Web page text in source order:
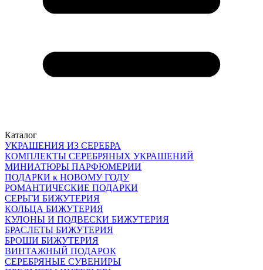
Каталог
УКРАШЕНИЯ ИЗ СЕРЕБРА
КОМПЛЕКТЫ СЕРЕБРЯНЫХ УКРАШЕНИЙ
МИНИАТЮРЫ ПАРФЮМЕРИИ
ПОДАРКИ к НОВОМУ ГОДУ
РОМАНТИЧЕСКИЕ ПОДАРКИ
СЕРЬГИ БИЖУТЕРИЯ
КОЛЬЦА БИЖУТЕРИЯ
КУЛОНЫ И ПОДВЕСКИ БИЖУТЕРИЯ
БРАСЛЕТЫ БИЖУТЕРИЯ
БРОШИ БИЖУТЕРИЯ
ВИНТАЖНЫЙ ПОДАРОК
СЕРЕБРЯНЫЕ СУВЕНИРЫ